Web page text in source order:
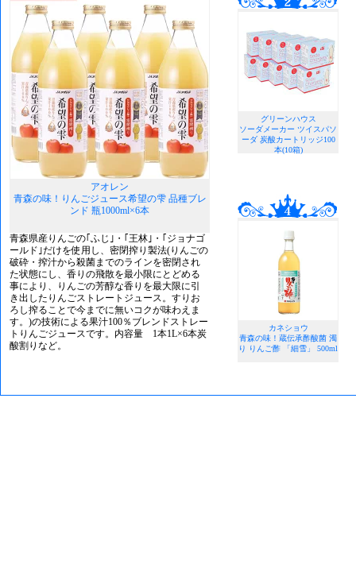
アオレン
青森の味！りんごジュース希望の雫 品種ブレ
ンド 瓶1000ml×6本
青森県産りんごの｢ふじ｣・｢王林｣・｢ジョナゴ
ールド｣だけを使用し、密閉搾り製法(りんごの
破砕・搾汁から殺菌までのラインを密閉され
た状態にし、香りの飛散を最小限にとどめる
事により、りんごの芳醇な香りを最大限に引
き出したりんごストレートジュース。すりお
ろし搾ることで今までに無いコクが味わえま
す。)の技術による果汁100％ブレンドストレー
トりんごジュースです。内容量 1本1L×6本炭
酸割りなど。
グリーンハウス
ソーダメーカー ツイスパソ
ーダ 炭酸カートリッジ100
本(10箱)
カネショウ
青森の味！蔵伝承酢酸菌 濁
り りんご酢 「細雪」 500ml